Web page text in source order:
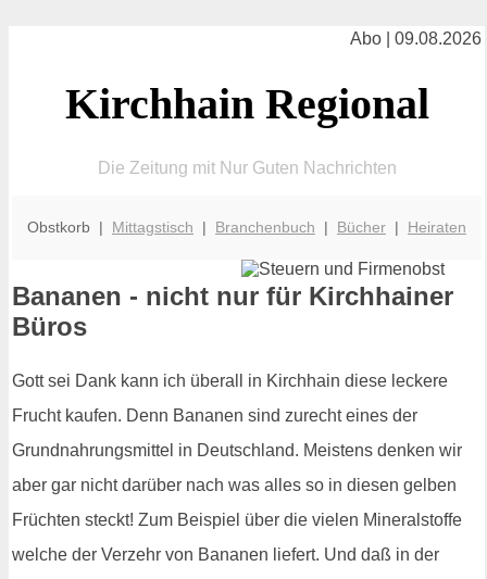
Abo | 09.08.2026
Kirchhain Regional
Die Zeitung mit Nur Guten Nachrichten
Obstkorb | Mittagstisch | Branchenbuch | Bücher | Heiraten
Bananen - nicht nur für Kirchhainer
Büros
Gott sei Dank kann ich überall in Kirchhain diese leckere
Frucht kaufen. Denn Bananen sind zurecht eines der
Grundnahrungsmittel in Deutschland. Meistens denken wir
aber gar nicht darüber nach was alles so in diesen gelben
Früchten steckt! Zum Beispiel über die vielen Mineralstoffe
welche der Verzehr von Bananen liefert. Und daß in der